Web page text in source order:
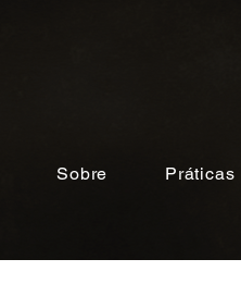
Sobre Práticas